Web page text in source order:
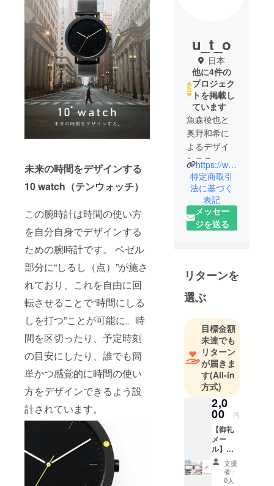
未来の時間をデザインする
10 watch（テンウォッチ）
この腕時計は時間の使い方
を自分自身でデザインする
ための腕時計です。 ベゼル
部分に“しるし（点）”が施さ
れており、これを自由に回
転させることで“時間にしる
しを打つ”ことが可能に。時
間を区切ったり、予定時刻
の目安にしたり、誰でも簡
単かつ感覚的に時間の使い
方をデザインできるよう設
計されています。
u_t_o
日本
他に4件の
プロジェク
トを掲載し
ています
魚森稜也と
奥野和希に
よるデザイ
ンユニット
「U+O（
ユー
ト）」。
2019年度 広
島大学大学
在学時代か
ら共に活動
し、
ダクト、グ
ラフィック
など多岐に
わたってデ
ザインを手
掛けていま
世の中に既
にある目的
や意味に
ちょっとし
た仕掛けを
https://www.u-t-o.com/
特定商取引
法に基づく
表記
メッセー
ジを送る
リターンを
選ぶ
目標金額
未達でも
リターン
が届きま
す(All-in
方式)
2,0
00 円
【御礼
メー
ル】
U+Oの
活動を
ただた
支援
者：
0人